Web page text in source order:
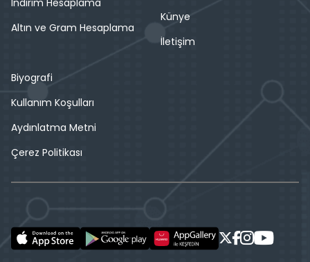
İndirim Hesaplama
Altın ve Gram Hesaplama
Künye
İletişim
Biyografi
Kullanım Koşulları
Aydınlatma Metni
Çerez Politikası